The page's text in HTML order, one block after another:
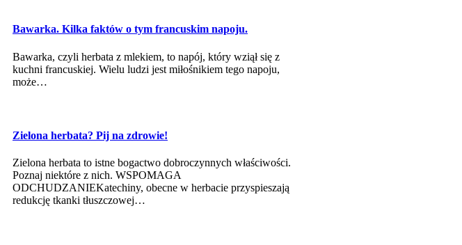
Bawarka. Kilka faktów o tym francuskim napoju.
Bawarka, czyli herbata z mlekiem, to napój, który wziął się z
kuchni francuskiej. Wielu ludzi jest miłośnikiem tego napoju,
może…
Zielona herbata? Pij na zdrowie!
Zielona herbata to istne bogactwo dobroczynnych właściwości.
Poznaj niektóre z nich. WSPOMAGA
ODCHUDZANIEKatechiny, obecne w herbacie przyspieszają
redukcję tkanki tłuszczowej…